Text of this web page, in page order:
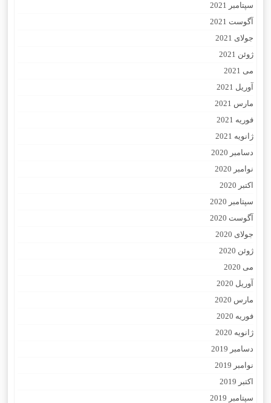
سپتامبر 2021
آگوست 2021
جولای 2021
ژوئن 2021
می 2021
آوریل 2021
مارس 2021
فوریه 2021
ژانویه 2021
دسامبر 2020
نوامبر 2020
اکتبر 2020
سپتامبر 2020
آگوست 2020
جولای 2020
ژوئن 2020
می 2020
آوریل 2020
مارس 2020
فوریه 2020
ژانویه 2020
دسامبر 2019
نوامبر 2019
اکتبر 2019
سپتامبر 2019